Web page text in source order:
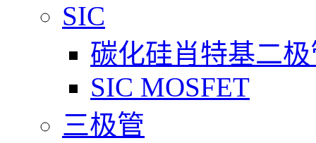
SIC
碳化硅肖特基二
SIC MOSFET
三极管